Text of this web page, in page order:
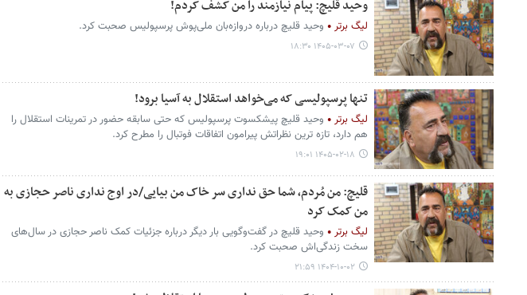
وحید قلیچ: پیام نیازمند را من کشف کردم!
لیگ برتر وحید قلیچ درباره دروازه‌بان ملی‌پوش پرسپولیس صحبت کرد.
۱۴۰۵-۰۳-۰۷ ۱۸:۳۰
تنها پرسپولیسی که می‌خواهد استقلال به آسیا برود!
لیگ برتر
وحید قلیچ پیشکسوت پرسپولیس که حتی سابقه حضور در تمرینات استقلال را
هم دارد، تازه ترین نظراتش پیرامون اتفاقات فوتبال را مطرح کرد.
۱۴۰۵-۰۲-۱۸ ۱۹:۰۱
قلیچ: من مُردم، شما حق نداری سر خاک من بیایی/در اوج نداری ناصر حجازی به
من کمک کرد
لیگ برتر
وحید قلیچ در گفت‌وگویی بار دیگر درباره جزئیات کمک ناصر حجازی در سال‌های
سخت زندگی‌اش صحبت کرد.
۱۴۰۴-۱۰-۰۲ ۲۱:۵۹